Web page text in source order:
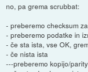
no, pa grema scrubbat:
- preberemo checksum
- preberemo podatke in
- če sta ista, vse OK,
- če nista ista
---preberemo kopijo/